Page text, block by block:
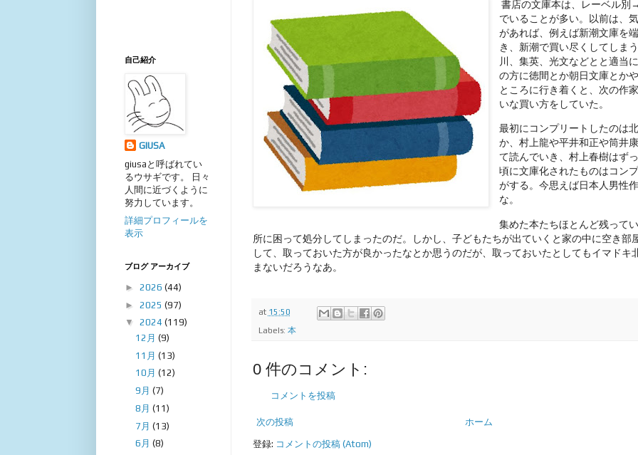
書店の文庫本は、レーベル別
でいることが多い。以前は、
があれば、例えば新潮文庫を
き、新潮で買い尽くしてしま
川、集英、光文などとと適当
の方に徳間とか朝日文庫とか
ところに行き着くと、次の作
いな買い方をしていた。
最初にコンプリートしたのは
か、村上龍や平井和正や筒井
て読んでいき、村上春樹はず
頃に文庫化されたものはコン
がする。今思えば日本人男性
な。
集めた本たちほとんど残って
所に困って処分してしまったのだ。しかし、子どもたちが出ていくと家の中に空き部
して、取っておいた方が良かったなとか思うのだが、取っておいたとしてもイマドキ
まないだろうなあ。
at 15:50
Labels: 本
0 件のコメント:
コメントを投稿
次の投稿 ホーム
登録: コメントの投稿 (Atom)
自己紹介
GIUSA
giusaと呼ばれてい
るウサギです。 日々
人間に近づくように
努力しています。
詳細プロフィールを
表示
ブログ アーカイブ
► 2026 (44)
► 2025 (97)
▼ 2024 (119)
12月(9)
11月(13)
10月(12)
9月(7)
8月(11)
7月(13)
6月(8)